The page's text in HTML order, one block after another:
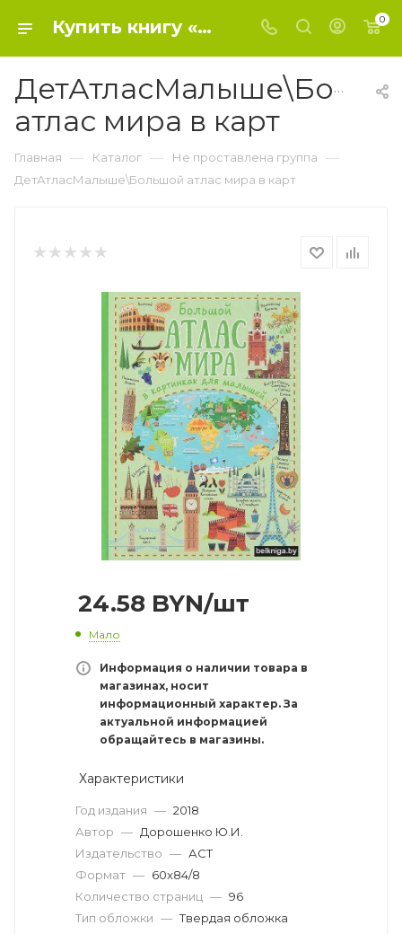
Купить книгу «ДетАтласМалыше\Большой атлас мира в карт» 2018, Дорошенко Ю.И. - Не проставлена группа 0
атлас мира в карт
Главная — Каталог — Не проставлена группа —
ДетАтласМалыше\Большой атлас мира в карт
24.58 BYN/шт
Мало
Информация о наличии товара в
магазинах, носит
информационный характер. За
актуальной информацией
обращайтесь в магазины.
Характеристики
Год издания — 2018
Автор — Дорошенко Ю.И.
Издательство — АСТ
Формат — 60x84/8
Количество страниц — 96
Тип обложки — Твердая обложка